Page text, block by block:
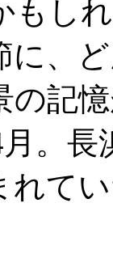
もし
に、
の記
。長
れて